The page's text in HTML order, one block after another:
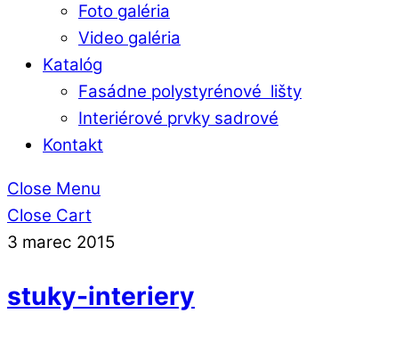
Foto galéria
Video galéria
Katalóg
Fasádne polystyrénové lišty
Interiérové prvky sadrové
Kontakt
Close Menu
Close Cart
3 marec 2015
stuky-interiery